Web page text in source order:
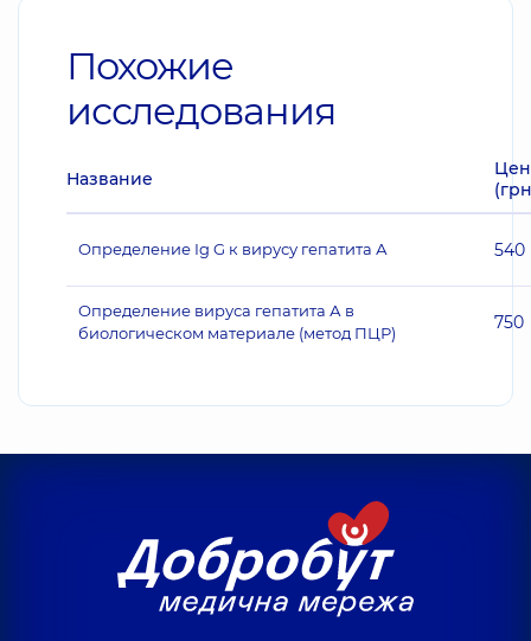
Похожие
исследования
Название
Определение Ig G к вирусу гепатита А 540
Определение вируса гепатита А в
биологическом материале (метод ПЦР)
750